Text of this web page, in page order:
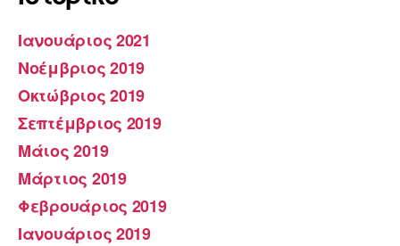
Ιανουάριος 2021
Νοέμβριος 2019
Οκτώβριος 2019
Σεπτέμβριος 2019
Μάιος 2019
Μάρτιος 2019
Φεβρουάριος 2019
Ιανουάριος 2019